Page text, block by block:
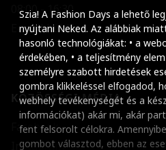
Szia! A Fashion Days a lehető
nyújtani Neked. Az alábbiak
hasonló technológiákat: • a
érdekében, • a teljesítmény
személyre szabott hirdetések
gombra klikkeléssel elfogadod,
webhely tevékenységét és a
információkat) akár mi, akár
fent felsorolt célokra.
gombot választod, ebben az
08:00 - 16:30
E-mail küldése
KÖZÖSSÉGI MÉDIA
Facebook
Instagram